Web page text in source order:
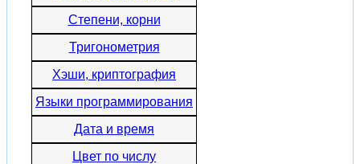
Степени, корни
Тригонометрия
Хэши, криптография
Языки программирования
Дата и время
Цвет по числу